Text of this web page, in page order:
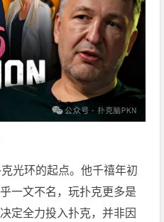
光环的起点。他千禧年初
一文不名，玩扑克更多是
定全力投入扑克，并非因